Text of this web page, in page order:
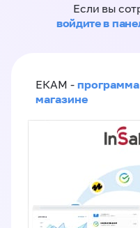
Если вы
войдите в
ЕКАМ - программа
магазине